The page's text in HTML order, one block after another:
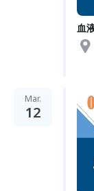
血
Mar.
12